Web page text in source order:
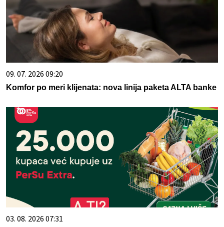
09. 07. 2026 09:20
Komfor po meri klijenata: nova linija paketa ALTA banke
03. 08. 2026 07:31